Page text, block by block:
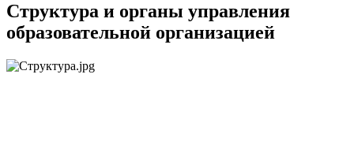
Структура и органы управления
образовательной организацией